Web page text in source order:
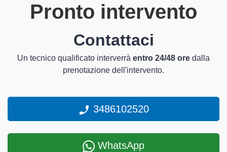
Pronto intervento
Contattaci
Un tecnico qualificato interverrà entro 24/48 ore dalla
prenotazione dell'intervento.
3486102520
WhatsApp